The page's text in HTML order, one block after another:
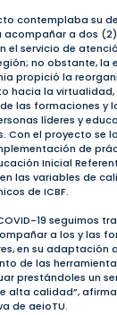
contemplaba su
acompañar a dos
el servicio de
no obstante, la
propició la
hacia la virtualidad,
las formaciones y
líderes y
Con el proyecto se
de
Inicial
las variables de
de ICBF.
19 seguimos
a los y las
en su adaptación
de las
prestándoles un
alta calidad”,
de aeioTU.